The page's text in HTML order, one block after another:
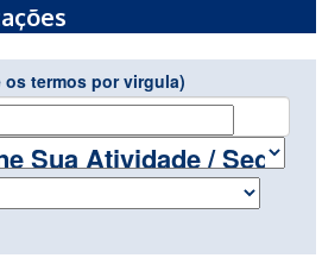
os termos por virgula)